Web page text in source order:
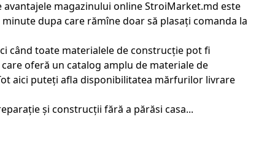
magazinului online StroiMarket.md este
dupa care rămîne doar să plasați comanda la
când toate materialele de construcție pot fi
oferă un catalog amplu de materiale de
aici puteți afla disponibilitatea mărfurilor livrare
și construcții fără a părăsi casa...